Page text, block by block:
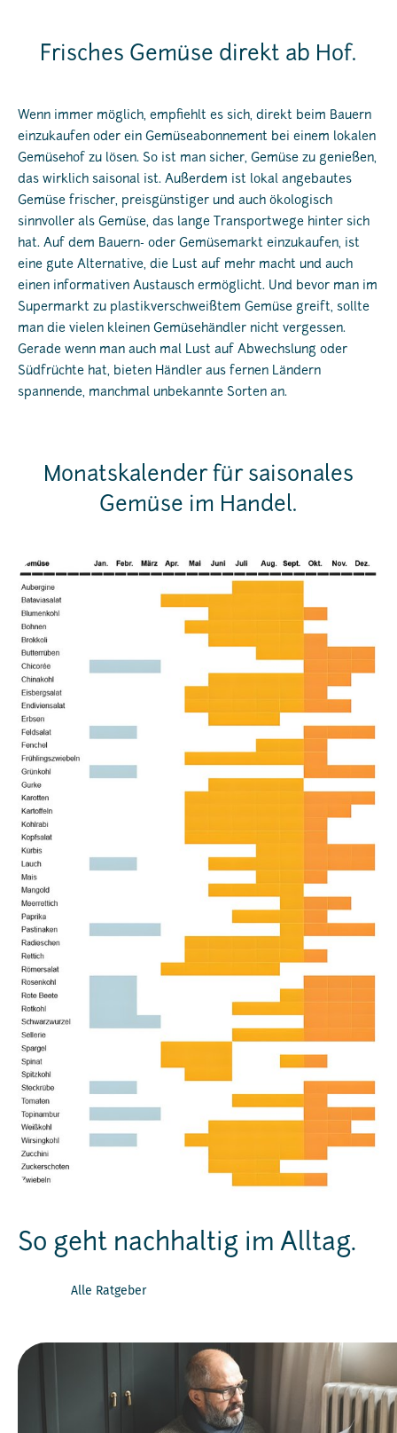
Frisches Gemüse direkt ab Hof.
Wenn immer möglich, empfiehlt es sich, direkt beim Bauern
einzukaufen oder ein Gemüseabonnement bei einem lokalen
Gemüsehof zu lösen. So ist man sicher, Gemüse zu genießen,
das wirklich saisonal ist. Außerdem ist lokal angebautes
Gemüse frischer, preisgünstiger und auch ökologisch
sinnvoller als Gemüse, das lange Transportwege hinter sich
hat. Auf dem Bauern- oder Gemüsemarkt einzukaufen, ist
eine gute Alternative, die Lust auf mehr macht und auch
einen informativen Austausch ermöglicht. Und bevor man im
Supermarkt zu plastikverschweißtem Gemüse greift, sollte
man die vielen kleinen Gemüsehändler nicht vergessen.
Gerade wenn man auch mal Lust auf Abwechslung oder
Südfrüchte hat, bieten Händler aus fernen Ländern
spannende, manchmal unbekannte Sorten an.
Monatskalender für saisonales
Gemüse im Handel.
So geht nachhaltig im Alltag.
Alle Ratgeber